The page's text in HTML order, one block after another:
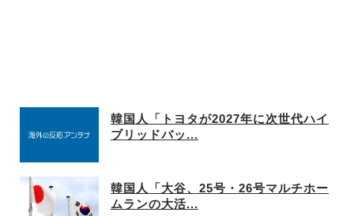
韓国人「トヨタが2027年に次世代ハイ
ブリッドバッ...
韓国人「大谷、25号・26号マルチホー
ムランの大活...